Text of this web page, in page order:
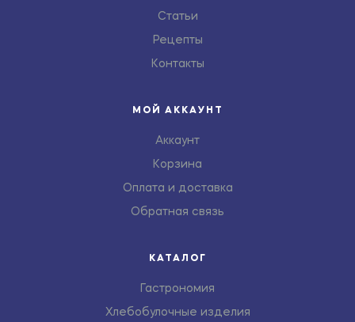
Статьи
Рецепты
Контакты
МОЙ АККАУНТ
Аккаунт
Корзина
Оплата и доставка
Обратная связь
КАТАЛОГ
Гастрономия
Хлебобулочные изделия